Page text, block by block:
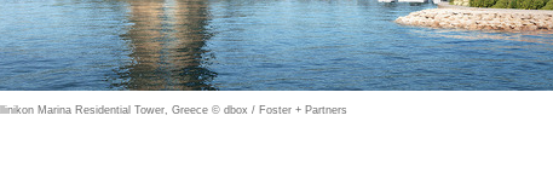
Marina Residential Tower, Greece © dbox / Foster + Partners